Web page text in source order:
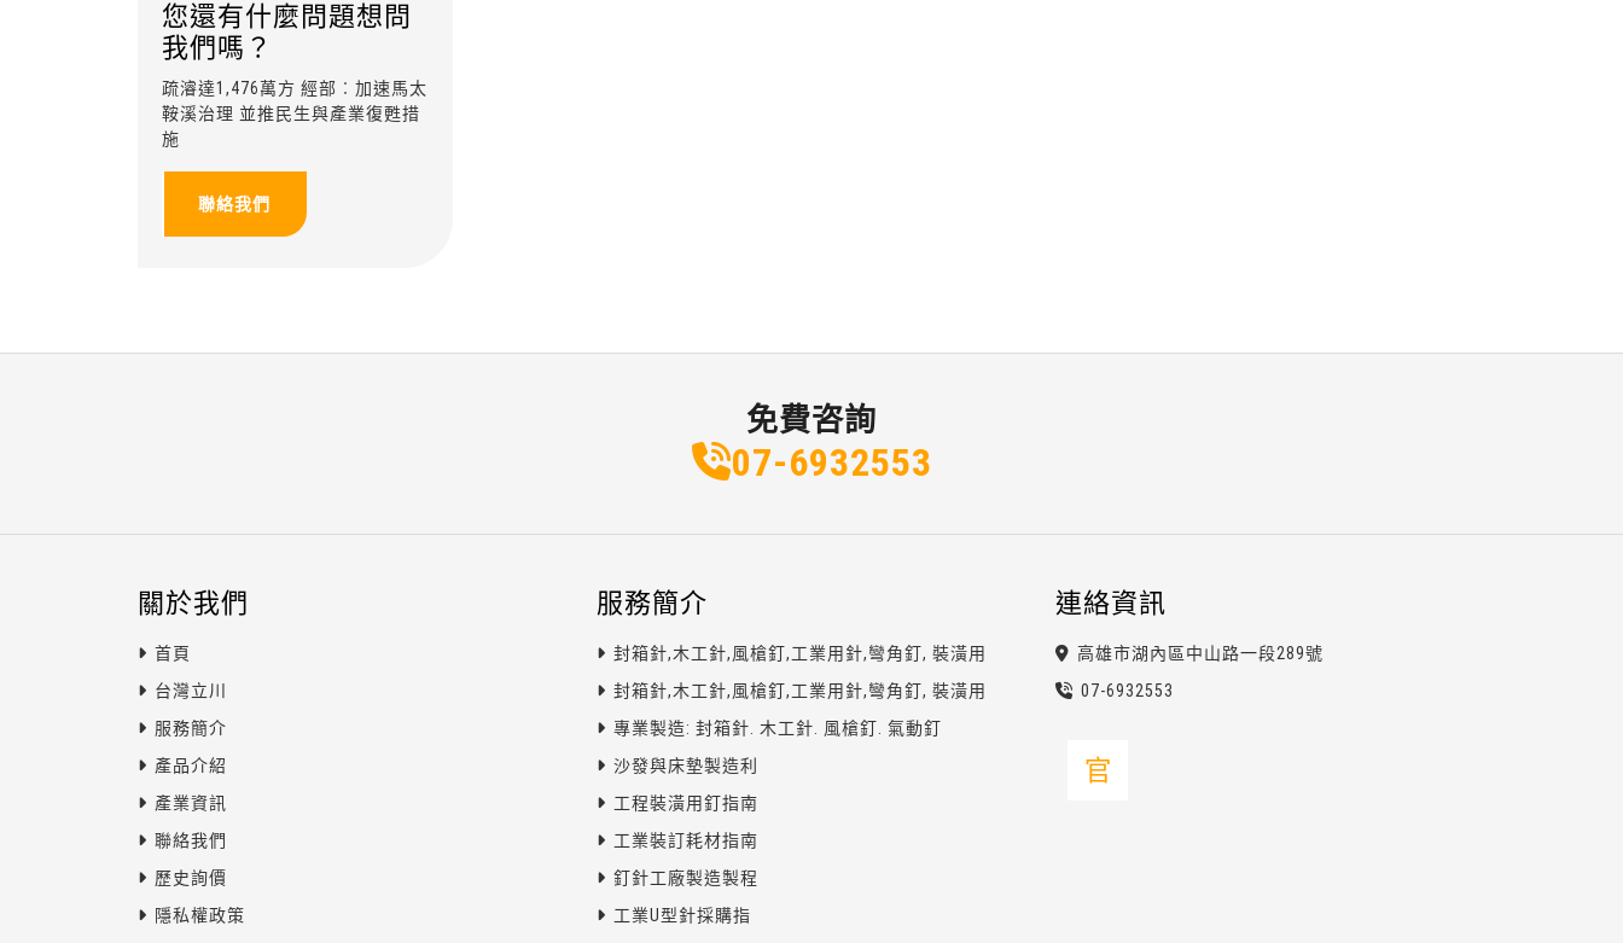
您還有什麼問題想問
我們嗎？
疏濬達1,476萬方 經部︰加速馬太
鞍溪治理 並推民生與產業復甦措
施
聯絡我們
免費咨詢
07-6932553
關於我們
首頁
台灣立川
服務簡介
產品介紹
產業資訊
聯絡我們
歷史詢價
隱私權政策
服務簡介
封箱針,木工針,風槍釘,工業用針,彎角釘, 裝潢用
封箱針,木工針,風槍釘,工業用針,彎角釘, 裝潢用
專業製造: 封箱針. 木工針. 風槍釘. 氣動釘
沙發與床墊製造利
工程裝潢用釘指南
工業裝訂耗材指南
釘針工廠製造製程
工業U型針採購指
連絡資訊
高雄市湖內區中山路一段289號
07-6932553
官